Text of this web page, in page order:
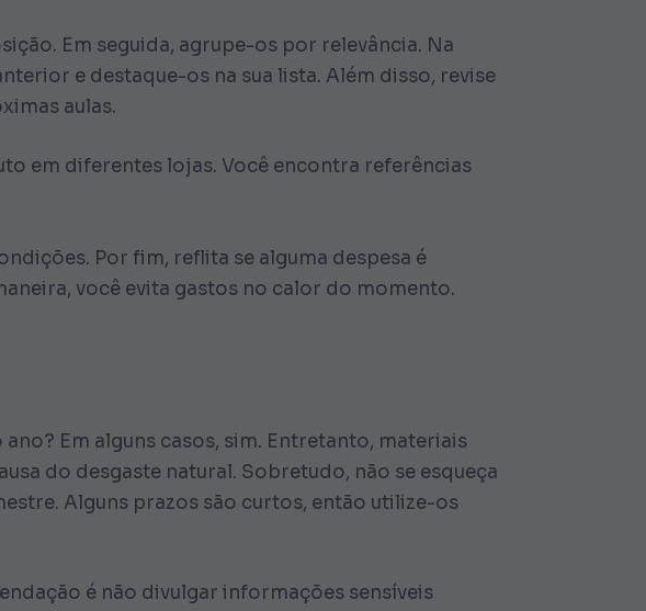
Em seguida, agrupe-os por relevância. Na
e destaque-os na sua lista. Além disso, revise
aulas.
em diferentes lojas. Você encontra referências
Por fim, reflita se alguma despesa é
você evita gastos no calor do momento.
Em alguns casos, sim. Entretanto, materiais
do desgaste natural. Sobretudo, não se esqueça
Alguns prazos são curtos, então utilize-os
é não divulgar informações sensíveis